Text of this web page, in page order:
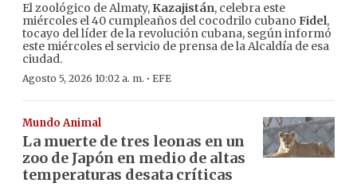
El zoológico de Almaty, Kazajistán, celebra este
miércoles el 40 cumpleaños del cocodrilo cubano Fidel,
tocayo del líder de la revolución cubana, según informó
este miércoles el servicio de prensa de la Alcaldía de esa
ciudad.
Agosto 5, 2026 10:02 a. m. · EFE
Mundo Animal
La muerte de tres leonas en un
zoo de Japón en medio de altas
temperaturas desata críticas